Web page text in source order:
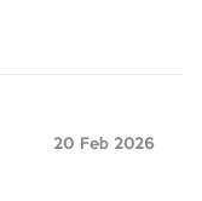
20 Feb 2026